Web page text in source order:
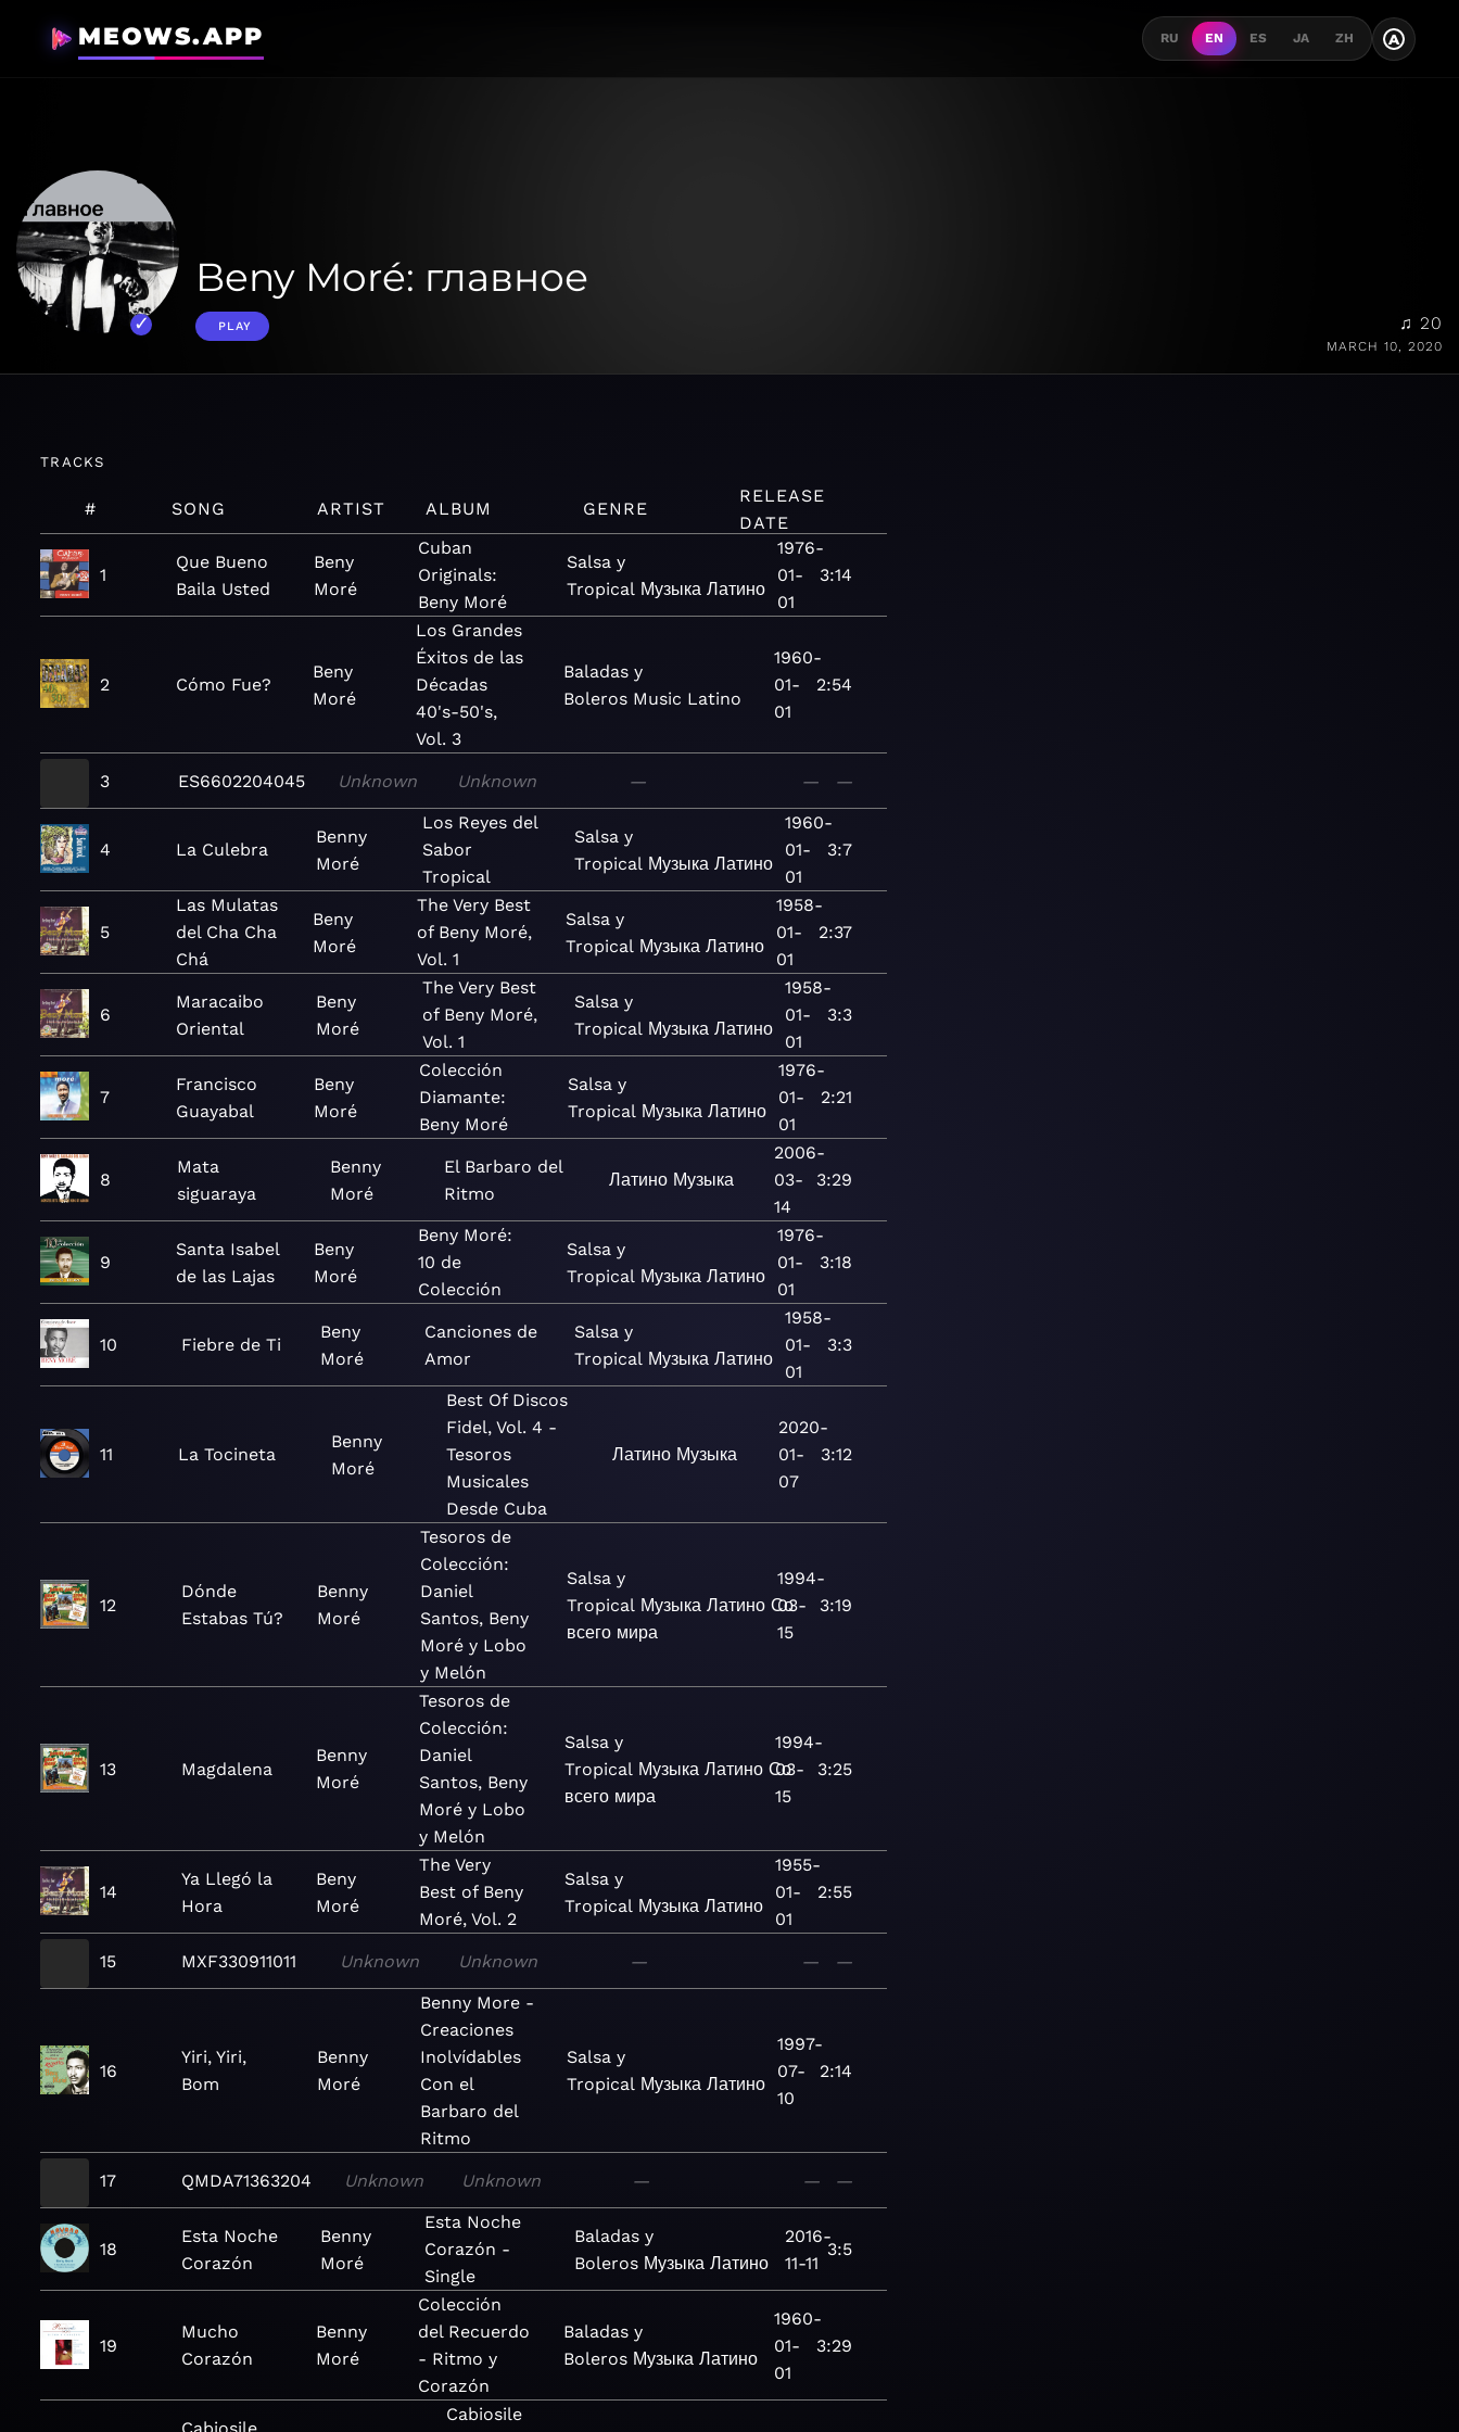
MEOWS.APP RU EN ES JA ZH A
Beny Moré: главное
PLAY ♫ 20
MARCH 10, 2020
TRACKS
# SONG ARTIST ALBUM GENRE
RELEASE
DATE
1
Que Bueno
Baila Usted
Beny
Moré
Cuban
Originals:
Beny Moré
Salsa y
Tropical Музыка Латино
1976-
01-
01
3:14
2 Cómo Fue?
Beny
Moré
Los Grandes
Éxitos de las
Décadas
40's-50's,
Vol. 3
Baladas y
Boleros Music Latino
1960-
01-
01
2:54
3 ES6602204045 Unknown Unknown — — —
4 La Culebra
Benny
Moré
Los Reyes del
Sabor
Tropical
Salsa y
Tropical Музыка Латино
1960-
01-
01
3:7
5
Las Mulatas
del Cha Cha
Chá
Beny
Moré
The Very Best
of Beny Moré,
Vol. 1
Salsa y
Tropical Музыка Латино
1958-
01-
01
2:37
6
Maracaibo
Oriental
Beny
Moré
The Very Best
of Beny Moré,
Vol. 1
Salsa y
Tropical Музыка Латино
1958-
01-
01
3:3
7
Francisco
Guayabal
Beny
Moré
Colección
Diamante:
Beny Moré
Salsa y
Tropical Музыка Латино
1976-
01-
01
2:21
8
Mata
siguaraya
Benny
Moré
El Barbaro del
Ritmo
Латино Музыка
2006-
03-
14
3:29
9
Santa Isabel
de las Lajas
Beny
Moré
Beny Moré:
10 de
Colección
Salsa y
Tropical Музыка Латино
1976-
01-
01
3:18
10 Fiebre de Ti
Beny
Moré
Canciones de
Amor
Salsa y
Tropical Музыка Латино
1958-
01-
01
3:3
11 La Tocineta
Benny
Moré
Best Of Discos
Fidel, Vol. 4 -
Tesoros
Musicales
Desde Cuba
Латино Музыка
2020-
01-
07
3:12
12
Dónde
Estabas Tú?
Benny
Moré
Tesoros de
Colección:
Daniel
Santos, Beny
Moré y Lobo
y Melón
Salsa y
Tropical Музыка Латино Со
всего мира
1994-
03-
15
3:19
13 Magdalena
Benny
Moré
Tesoros de
Colección:
Daniel
Santos, Beny
Moré y Lobo
y Melón
Salsa y
Tropical Музыка Латино Со
всего мира
1994-
03-
15
3:25
14
Ya Llegó la
Hora
Beny
Moré
The Very
Best of Beny
Moré, Vol. 2
Salsa y
Tropical Музыка Латино
1955-
01-
01
2:55
15 MXF330911011 Unknown Unknown — — —
16
Yiri, Yiri,
Bom
Benny
Moré
Benny More -
Creaciones
Inolvídables
Con el
Barbaro del
Ritmo
Salsa y
Tropical Музыка Латино
1997-
07-
10
2:14
17 QMDA71363204 Unknown Unknown — — —
18
Esta Noche
Corazón
Benny
Moré
Esta Noche
Corazón -
Single
Baladas y
Boleros Музыка Латино
2016-
11-11
3:5
19
Mucho
Corazón
Benny
Moré
Colección
del Recuerdo
- Ritmo y
Corazón
Baladas y
Boleros Музыка Латино
1960-
01-
01
3:29
Cabiosile
Cabiosile